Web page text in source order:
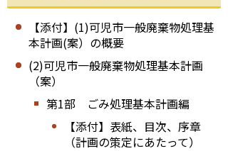
【添付】(1)可児市一般廃棄物処理基
本計画(案）の概要
(2)可児市一般廃棄物処理基本計画
（案）
第1部 ごみ処理基本計画編
【添付】表紙、目次、序章
（計画の策定にあたって）